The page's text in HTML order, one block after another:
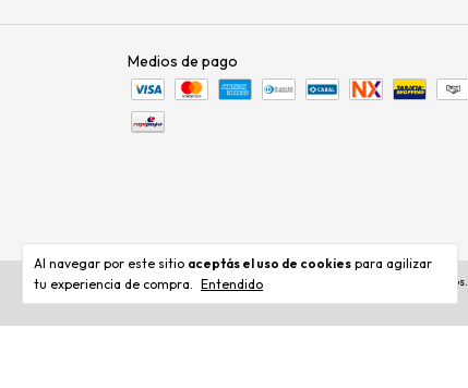
Al navegar por este sitio aceptás el uso de cookies para agilizar
tu experiencia de compra. Entendido
Medios de pago
Copyright DIMM Iluminacion - 2026. Todos los derechos reservados.